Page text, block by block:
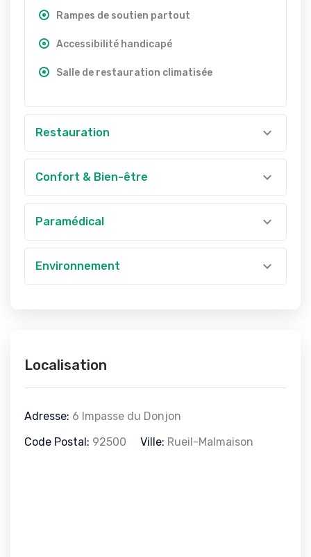
Rampes de soutien partout
Accessibilité handicapé
Salle de restauration climatisée
Restauration
Confort & Bien-être
Paramédical
Environnement
Localisation
Adresse: 6 Impasse du Donjon
Code Postal: 92500 Ville: Rueil-Malmaison